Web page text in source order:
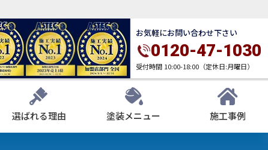
お気軽にお問い合わせ下さい
0120-47-1030
受付時間 10:00-18:00（定休日:月曜日）
選ばれる理由 塗装メニュー 施工事例